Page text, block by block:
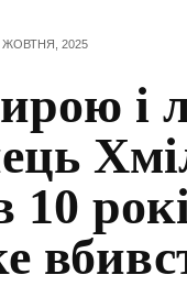
ЖОВТНЯ, 2025
і
10